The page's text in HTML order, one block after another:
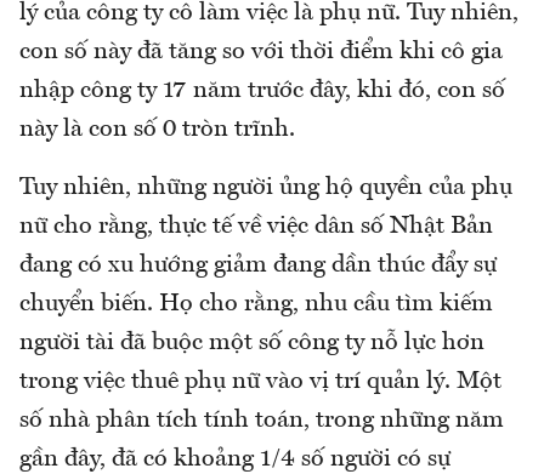
lý của công ty cô làm việc là phụ nữ. Tuy nhiên,
con số này đã tăng so với thời điểm khi cô gia
nhập công ty 17 năm trước đây, khi đó, con số
này là con số 0 tròn trĩnh.
Tuy nhiên, những người ủng hộ quyền của phụ
nữ cho rằng, thực tế về việc dân số Nhật Bản
đang có xu hướng giảm đang dần thúc đẩy sự
chuyển biến. Họ cho rằng, nhu cầu tìm kiếm
người tài đã buộc một số công ty nỗ lực hơn
trong việc thuê phụ nữ vào vị trí quản lý. Một
số nhà phân tích tính toán, trong những năm
gần đây, đã có khoảng 1/4 số người có sự